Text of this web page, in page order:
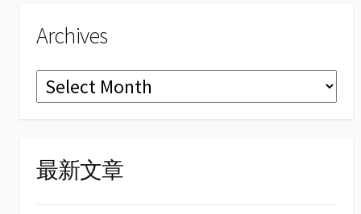
Archives
Archives
最新文章